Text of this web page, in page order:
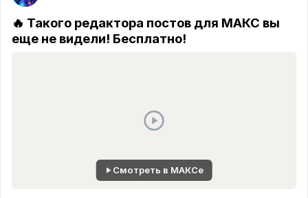
🔥 Такого редактора постов для МАКС вы
еще не видели! Бесплатно!
Смотреть в МАКСе